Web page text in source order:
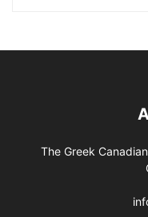
The Greek